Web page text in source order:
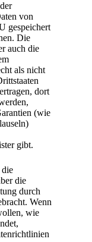
von
gespeichert
Die
auch die
als nicht
dort
(wie
gibt.
die
durch
Wenn
wie